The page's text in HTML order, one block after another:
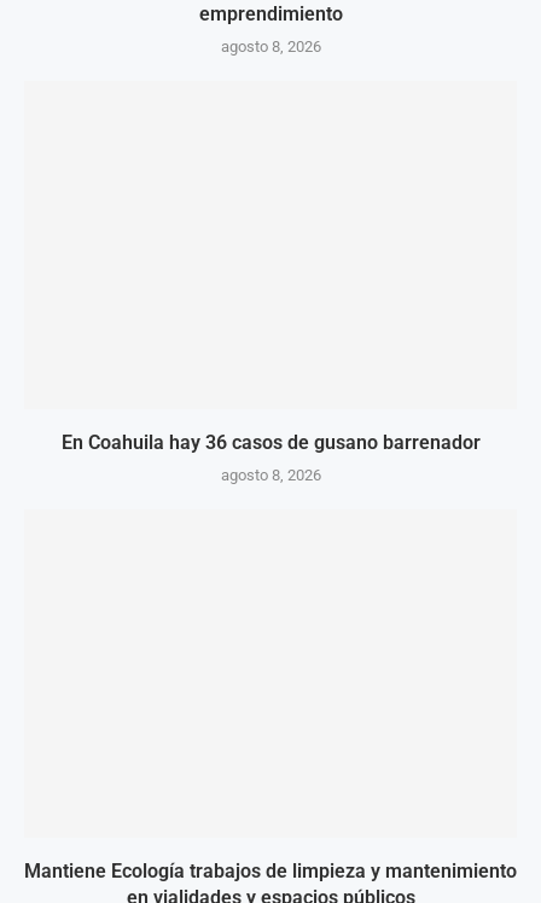
emprendimiento
agosto 8, 2026
En Coahuila hay 36 casos de gusano barrenador
agosto 8, 2026
Mantiene Ecología trabajos de limpieza y mantenimiento
en vialidades y espacios públicos